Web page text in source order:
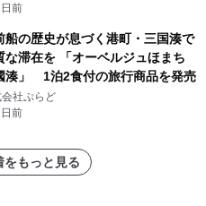
素泊まり連泊プランで
前
船の歴史が息づく港町・三国湊で
な滞在を 「オーベルジュほまち
湊」 1泊2食付の旅行商品を発売
社ぷらど
前
をもっと見る